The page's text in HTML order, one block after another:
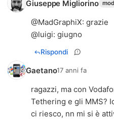
Giuseppe Migliorino mod
@MadGraphiX: grazie
@luigi: giugno
Rispondi
Gaetano17 anni fa
ragazzi, ma con
Tethering e gli MMS?
ci riesco, nn mi si è